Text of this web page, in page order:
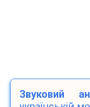
Звуковий